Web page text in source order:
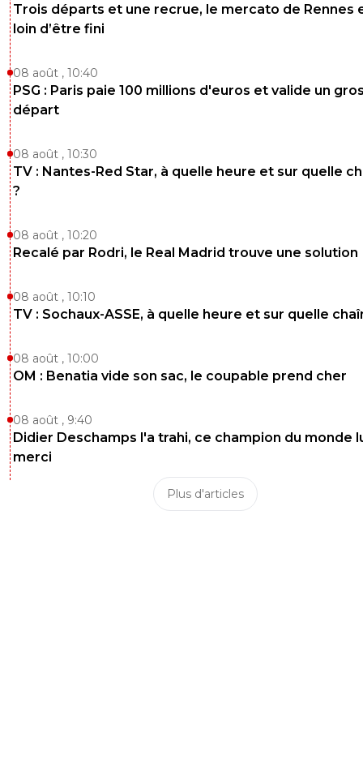
Trois départs et une recrue, le mercato de Rennes
loin d’être fini
08 août , 10:40
PSG : Paris paie 100 millions d'euros et valide un
départ
08 août , 10:30
TV : Nantes-Red Star, à quelle heure et sur quelle
?
08 août , 10:20
Recalé par Rodri, le Real Madrid trouve une solution
08 août , 10:10
TV : Sochaux-ASSE, à quelle heure et sur quelle
08 août , 10:00
OM : Benatia vide son sac, le coupable prend cher
08 août , 9:40
Didier Deschamps l'a trahi, ce champion du monde
merci
Plus d'articles